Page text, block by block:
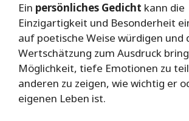
Ein persönliches Gedicht kann die
Einzigartigkeit und Besonderheit
auf poetische Weise würdigen und
Wertschätzung zum Ausdruck
Möglichkeit, tiefe Emotionen zu
anderen zu zeigen, wie wichtig er
eigenen Leben ist.